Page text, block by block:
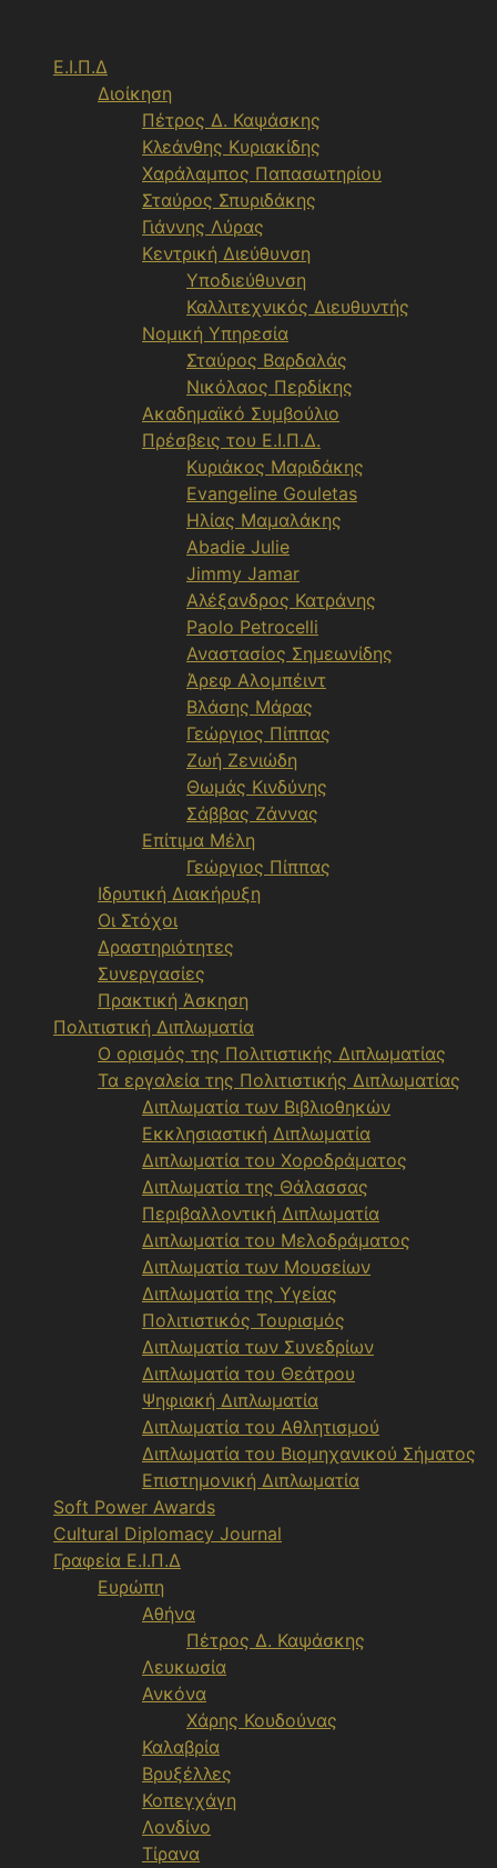
περιεχόμενο
Ε.Ι.Π.Δ
Διοίκηση
Πέτρος Δ. Καψάσκης
Κλεάνθης Κυριακίδης
Χαράλαμπος Παπασωτηρίου
Σταύρος Σπυριδάκης
Γιάννης Λύρας
Κεντρική Διεύθυνση
Υποδιεύθυνση
Καλλιτεχνικός Διευθυντής
Νομική Υπηρεσία
Σταύρος Βαρδαλάς
Νικόλαος Περδίκης
Ακαδημαϊκό Συμβούλιο
Πρέσβεις του Ε.Ι.Π.Δ.
Κυριάκος Μαριδάκης
Evangeline Gouletas
Ηλίας Μαμαλάκης
Abadie Julie
Jimmy Jamar
Αλέξανδρος Κατράνης
Paolo Petrocelli
Αναστασίος Σημεωνίδης
Άρεφ Αλομπέιντ
Βλάσης Μάρας
Γεώργιος Πίππας
Ζωή Ζενιώδη
Θωμάς Κινδύνης
Σάββας Ζάννας
Επίτιμα Μέλη
Γεώργιος Πίππας
Ιδρυτική Διακήρυξη
Οι Στόχοι
Δραστηριότητες
Συνεργασίες
Πρακτική Άσκηση
Πολιτιστική Διπλωματία
Ο ορισμός της Πολιτιστικής Διπλωματίας
Τα εργαλεία της Πολιτιστικής Διπλωματίας
Διπλωματία των Βιβλιοθηκών
Εκκλησιαστική Διπλωματία
Διπλωματία του Χοροδράματος
Διπλωματία της Θάλασσας
Περιβαλλοντική Διπλωματία
Διπλωματία του Μελοδράματος
Διπλωματία των Μουσείων
Διπλωματία της Υγείας
Πολιτιστικός Τουρισμός
Διπλωματία των Συνεδρίων
Διπλωματία του Θεάτρου
Ψηφιακή Διπλωματία
Διπλωματία του Αθλητισμού
Διπλωματία του Βιομηχανικού Σήματος
Επιστημονική Διπλωματία
Soft Power Awards
Cultural Diplomacy Journal
Γραφεία Ε.Ι.Π.Δ
Ευρώπη
Αθήνα
Πέτρος Δ. Καψάσκης
Λευκωσία
Ανκόνα
Χάρης Κουδούνας
Καλαβρία
Βρυξέλλες
Κοπεγχάγη
Λονδίνο
Τίρανα